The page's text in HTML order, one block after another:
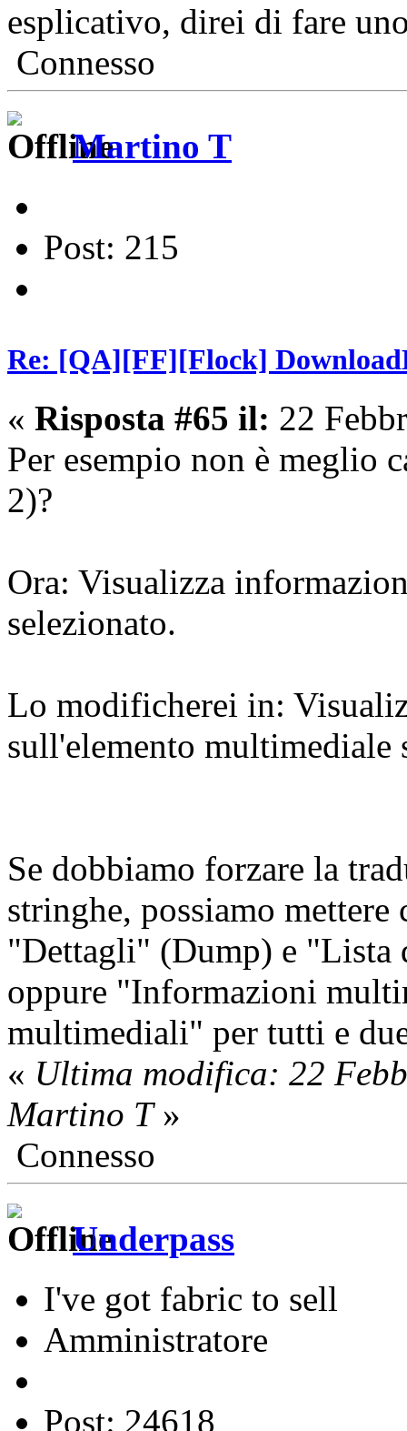
esplicativo, direi di fare
Connesso
Martino T
Post: 215
Re: [QA][FF][Flock]
« Risposta #65 il: 22
Per esempio non è meglio
2)?
Ora: Visualizza
selezionato.
Lo modificherei in:
sull'elemento multimediale
Se dobbiamo forzare la
stringhe, possiamo
"Dettagli" (Dump) e "Lista
oppure "Informazioni
multimediali" per tutti e
« Ultima modifica: 22
Martino T»
Connesso
Underpass
I've got fabric to sell
Amministratore
Post: 24618